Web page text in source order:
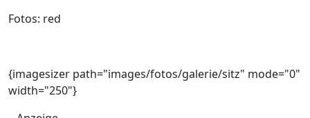
Fotos: red
{imagesizer path="images/fotos/galerie/sitz" mode="0"
width="250"}